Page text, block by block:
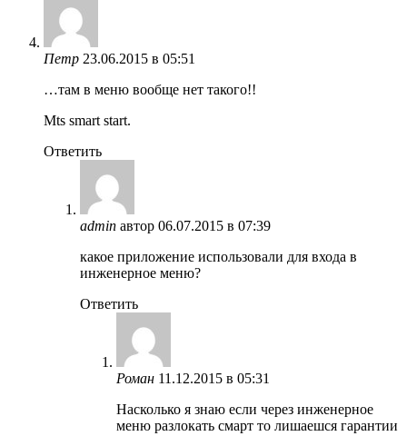
Петр 23.06.2015 в 05:51
…там в меню вообще нет такого!!
Mts smart start.
Ответить
admin автор 06.07.2015 в 07:39
какое приложение использовали для входа в
инженерное меню?
Ответить
Роман 11.12.2015 в 05:31
Насколько я знаю если через инженерное
меню разлокать смарт то лишаешся гарантии